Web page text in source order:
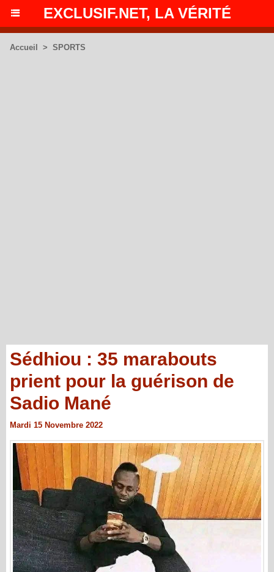
EXCLUSIF.NET, LA VÉRITÉ
Accueil > SPORTS
Sédhiou : 35 marabouts
prient pour la guérison de
Sadio Mané
Mardi 15 Novembre 2022